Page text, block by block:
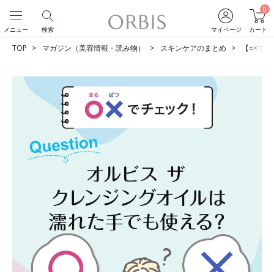
マイページ
0
カート
検索
メニュー
TOP マガジン（美容情報・読み物） スキンケアのまとめ 【○×で